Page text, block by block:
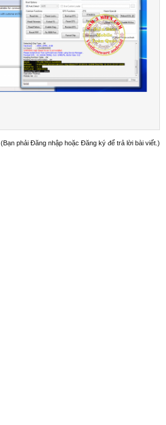
(Bạn phải Đăng nhập hoặc Đăng ký để trả lời bài viết.)